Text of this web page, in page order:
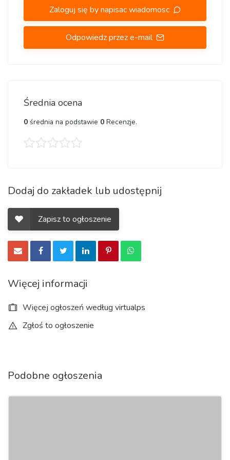
decyzji w przyszłości nigdy nie pożałujesz...
Zaloguj się by napisac wiadomosc
Odpowiedz przez e-mail
Średnia ocena
0 średnia na podstawie 0 Recenzje.
Dodaj do zakładek lub udostępnij
Zapisz to ogłoszenie
Więcej informacji
Więcej ogłoszeń według virtualps
Zgłoś to ogłoszenie
Podobne ogłoszenia